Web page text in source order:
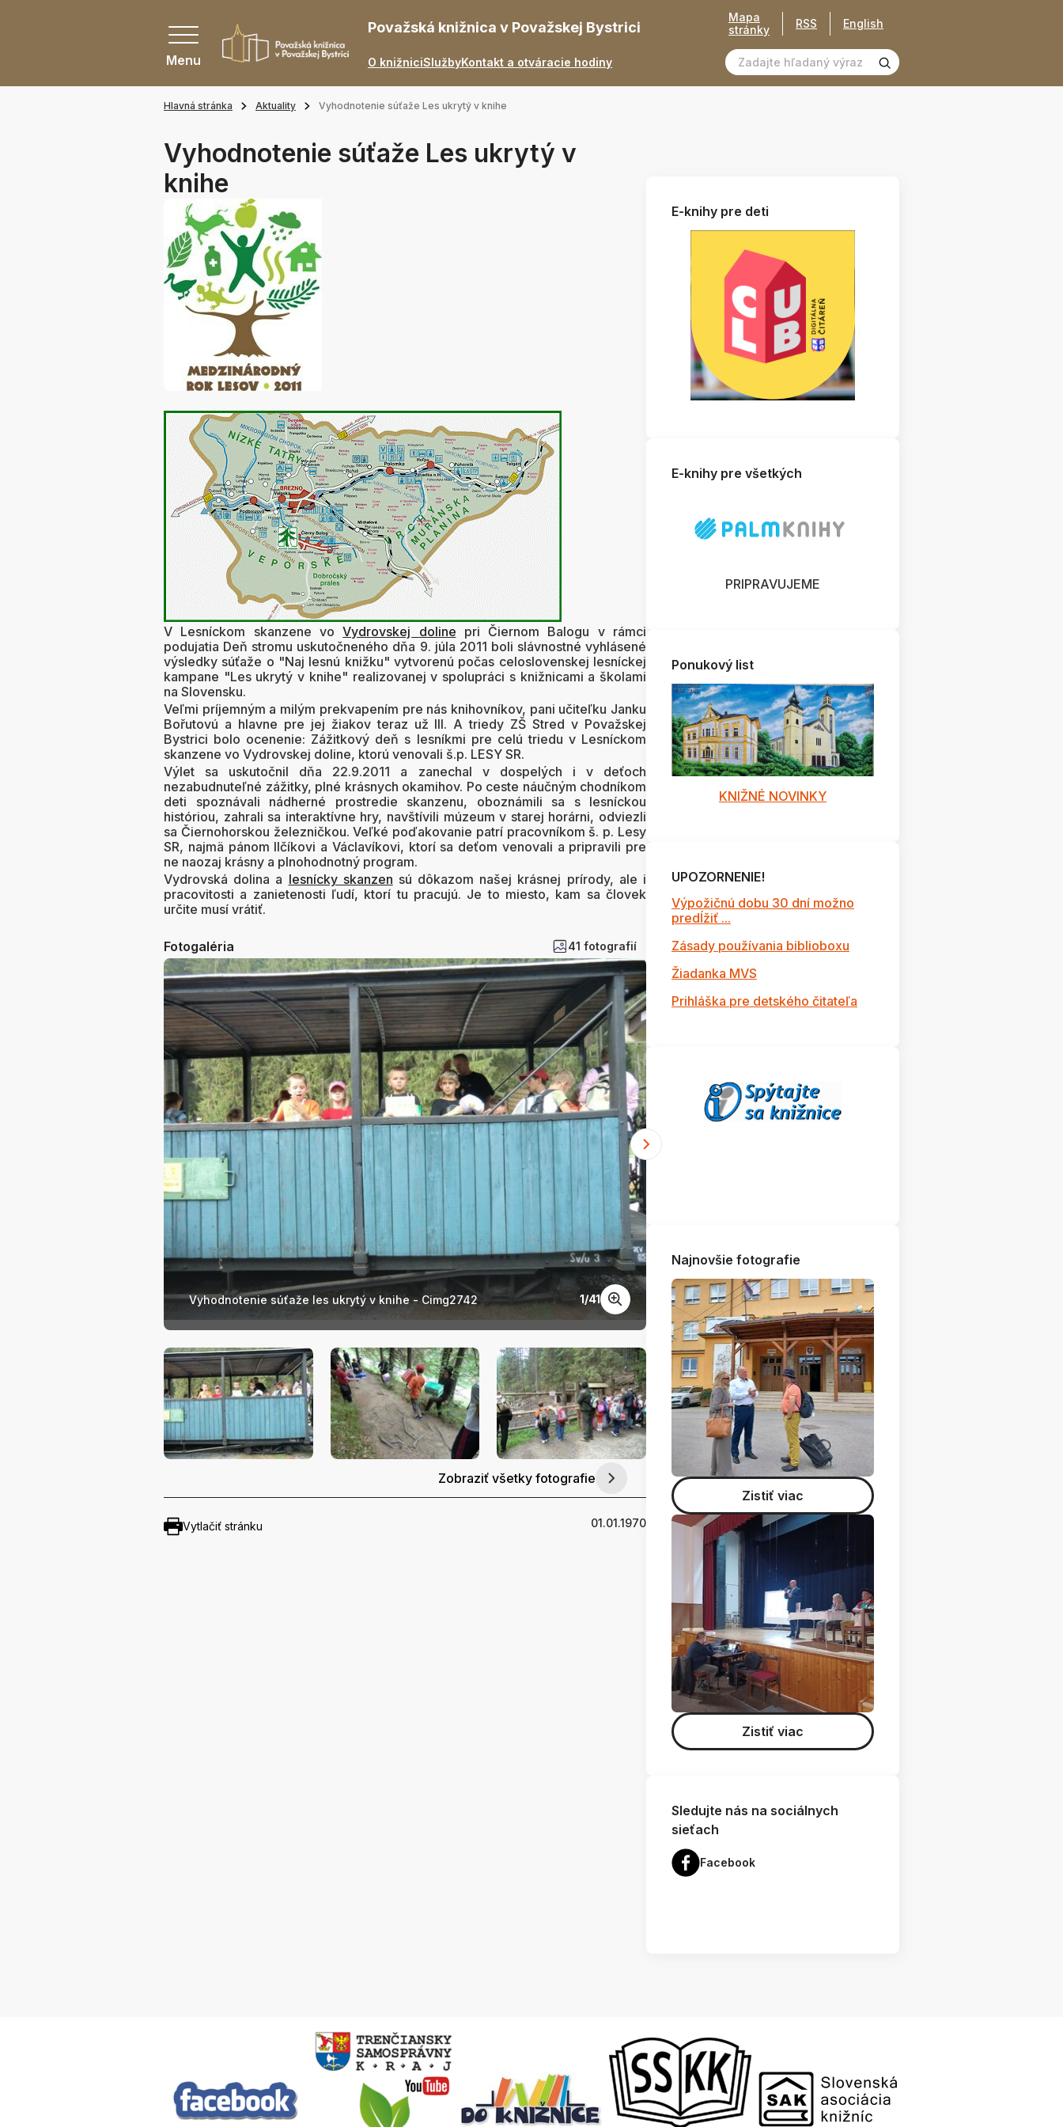
Menu
Považská knižnica v Považskej Bystrici
O knižniciSlužbyKontakt a otváracie hodiny
Mapa
stránky
RSS English
Hlavná stránka Aktuality Vyhodnotenie súťaže Les ukrytý v knihe
Vyhodnotenie súťaže Les ukrytý v
knihe
V Lesníckom skanzene voVydrovskej doline pri Čiernom Balogu v rámci
podujatia Deň stromu uskutočneného dňa 9. júla 2011 boli slávnostné vyhlásené
výsledky súťaže o "Naj lesnú knižku" vytvorenú počas celoslovenskej lesníckej
kampane "Les ukrytý v knihe" realizovanej v spolupráci s knižnicami a školami
na Slovensku.
Veľmi príjemným a milým prekvapením pre nás knihovníkov, pani učiteľku Janku
Bořutovú a hlavne pre jej žiakov teraz už III. A triedy ZŠ Stred v Považskej
Bystrici bolo ocenenie: Zážitkový deň s lesníkmi pre celú triedu v Lesníckom
skanzene vo Vydrovskej doline, ktorú venovali š.p. LESY SR.
Výlet sa uskutočnil dňa 22.9.2011 a zanechal v dospelých i v deťoch
nezabudnuteľné zážitky, plné krásnych okamihov. Po ceste náučným chodníkom
deti spoznávali nádherné prostredie skanzenu, oboznámili sa s lesníckou
históriou, zahrali sa interaktívne hry, navštívili múzeum v starej horárni, odviezli
sa Čiernohorskou železničkou. Veľké poďakovanie patrí pracovníkom š. p. Lesy
SR, najmä pánom Ilčíkovi a Václavíkovi, ktorí sa deťom venovali a pripravili pre
ne naozaj krásny a plnohodnotný program.
Vydrovská dolina a lesnícky skanzen sú dôkazom našej krásnej prírody, ale i
pracovitosti a zanietenosti ľudí, ktorí tu pracujú. Je to miesto, kam sa človek
určite musí vrátiť.
Fotogaléria 41 fotografií
Vyhodnotenie súťaže les ukrytý v knihe - Cimg2742 Vyhodnotenie súťaže les ukrytý v knihe - Cimg2731
1/41
Zobraziť všetky fotografie
Vytlačiť stránku 01.01.1970
E-knihy pre deti
E-knihy pre všetkých
PRIPRAVUJEME
Ponukový list
KNIŽNÉ NOVINKY
UPOZORNENIE!
Výpožičnú dobu 30 dní možno
predĺžiť ...
Zásady používania biblioboxu
Žiadanka MVS
Prihláška pre detského čitateľa
Najnovšie fotografie
Zistiť viac
Zistiť viac
Sledujte nás na sociálnych
sieťach
Facebook